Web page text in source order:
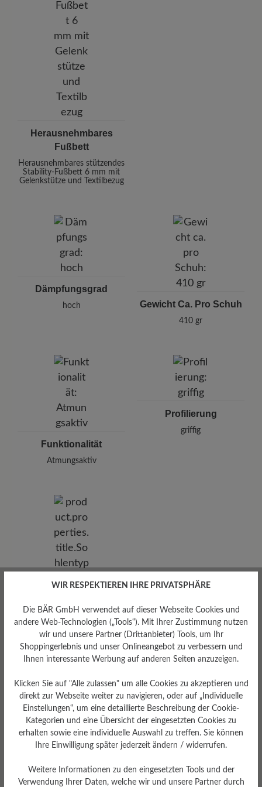
Herausnehmbares
Fußbett
Herausnehmbares stützendes
Stability-Fußbett 6 mm mit
Gelenkstütze und Textilbezug
Dämpfungsgrad
hoch Gewicht Ca. Pro Schuh
410 gr
Funktionalität
Atmungsaktiv
Profilierung
griffig
Sohlentyp
Endurance-Sohle aus PU-
Gummi
WIR RESPEKTIEREN IHRE PRIVATSPHÄRE
Die BÄR GmbH verwendet auf dieser Webseite Cookies und
andere Web-Technologien („Tools“). Mit Ihrer Zustimmung nutzen
wir und unsere Partner (Drittanbieter) Tools, um Ihr
Shoppingerlebnis und unser Onlineangebot zu verbessern und
Ihnen interessante Werbung auf anderen Seiten anzuzeigen.
Klicken Sie auf "Alle zulassen" um alle Cookies zu akzeptieren und
direkt zur Webseite weiter zu navigieren, oder auf „Individuelle
Einstellungen“, um eine detaillierte Beschreibung der Cookie-
Kategorien und eine Übersicht der eingesetzten Cookies zu
erhalten sowie eine individuelle Auswahl zu treffen. Sie können
Ihre Einwilligung später jederzeit ändern / widerrufen.
Weitere Informationen zu den eingesetzten Tools und der
Verwendung Ihrer Daten, welche wir und unsere Partner durch